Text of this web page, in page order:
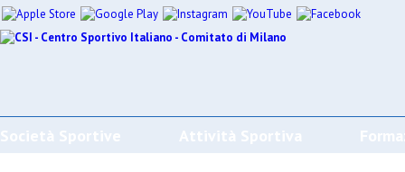
Società Sportive Attività Sportiva